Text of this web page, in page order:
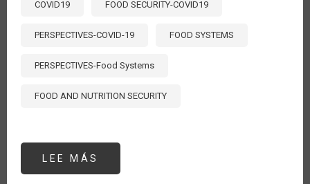
COVID19 FOOD SECURITY-COVID19
PERSPECTIVES-COVID-19 FOOD SYSTEMS
PERSPECTIVES-Food Systems
FOOD AND NUTRITION SECURITY
LEE MÁS
THE